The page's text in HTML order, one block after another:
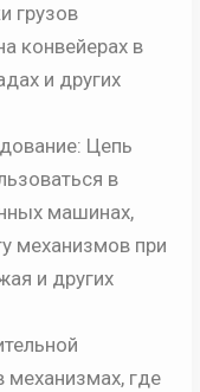
грузов
конвейерах в
и других
Цепь
в
машинах,
механизмов при
и других
механизмах, где